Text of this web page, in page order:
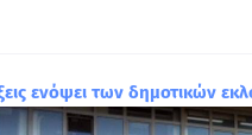
ενόψει των δημοτικών